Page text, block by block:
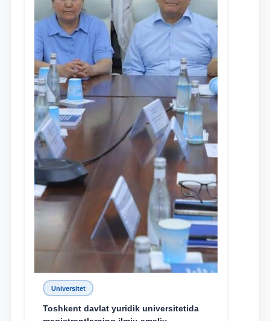
yuborish
Universitet
Toshkent davlat yuridik universitetida